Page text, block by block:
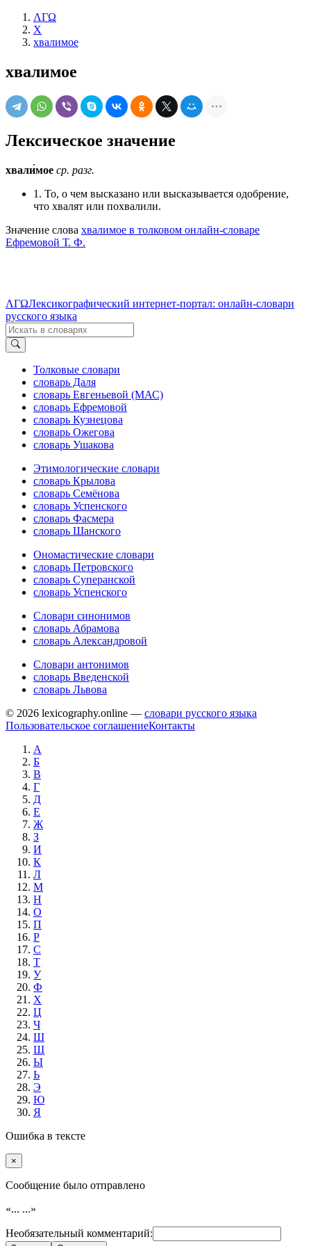
ΛΓΩ
Х
хвалимое
хвалимое
Лексическое значение
хвали́мое ср. разг.
1. То, о чем высказано или высказывается одобрение,
что хвалят или похвалили.
Значение слова хвалимое в толковом онлайн-словаре
Ефремовой Т. Ф.
ΛΓΩЛексикографический интернет-портал: онлайн-словари
русского языка
Толковые словари
словарь Даля
словарь Евгеньевой (МАС)
словарь Ефремовой
словарь Кузнецова
словарь Ожегова
словарь Ушакова
Этимологические словари
словарь Крылова
словарь Семёнова
словарь Успенского
словарь Фасмера
словарь Шанского
Ономастические словари
словарь Петровского
словарь Суперанской
словарь Успенского
Словари синонимов
словарь Абрамова
словарь Александровой
Словари антонимов
словарь Введенской
словарь Львова
© 2026 lexicography.online — словари русского языка
Пользовательское соглашениеКонтакты
А
Б
В
Г
Д
Е
Ж
З
И
К
Л
М
Н
О
П
Р
С
Т
У
Ф
Х
Ц
Ч
Ш
Щ
Ы
Ь
Э
Ю
Я
Ошибка в тексте
×
Cообщение было отправлено
«... ...»
Необязательный комментарий: